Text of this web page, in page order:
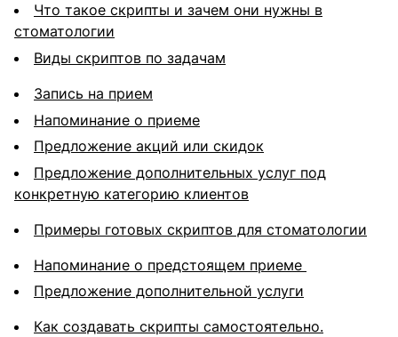
Что такое скрипты и зачем они нужны в
стоматологии
Виды скриптов по задачам
Запись на прием
Напоминание о приеме
Предложение акций или скидок
Предложение дополнительных услуг под
конкретную категорию клиентов
Примеры готовых скриптов для стоматологии
Напоминание о предстоящем приеме
Предложение дополнительной услуги
Как создавать скрипты самостоятельно.